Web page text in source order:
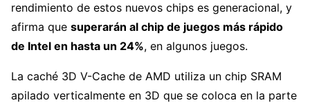
rendimiento de estos nuevos chips es generacional, y
afirma que superarán al chip de juegos más rápido
de Intel en hasta un 24%, en algunos juegos.
La caché 3D V-Cache de AMD utiliza un chip SRAM
apilado verticalmente en 3D que se coloca en la parte